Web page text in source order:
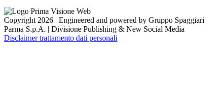
Copyright 2026 | Engineered and powered by Gruppo Spaggiari
Parma S.p.A. | Divisione Publishing & New Social Media
Disclaimer trattamento dati personali